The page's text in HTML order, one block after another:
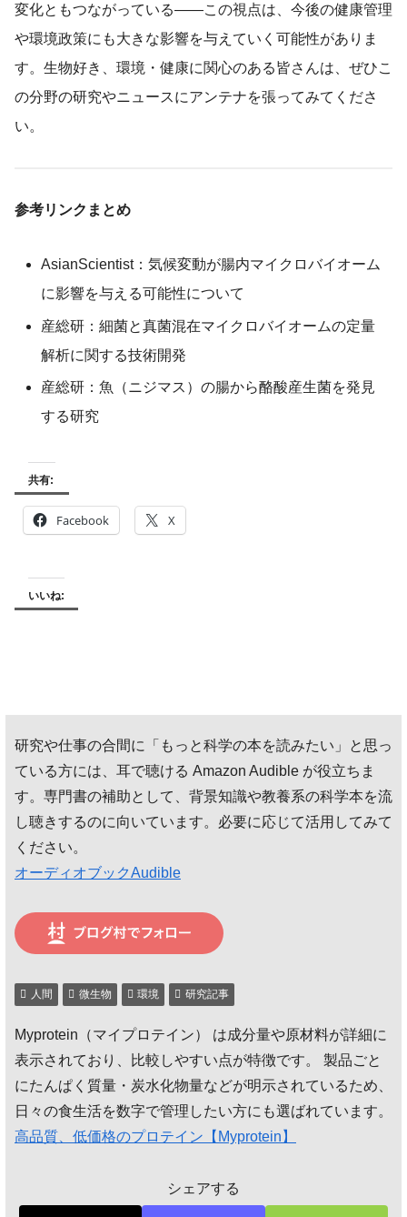
変化ともつながっている――この視点は、今後の健康管理
や環境政策にも大きな影響を与えていく可能性がありま
す。生物好き、環境・健康に関心のある皆さんは、ぜひこ
の分野の研究やニュースにアンテナを張ってみてくださ
い。
参考リンクまとめ
AsianScientist：気候変動が腸内マイクロバイオーム
に影響を与える可能性について
産総研：細菌と真菌混在マイクロバイオームの定量
解析に関する技術開発
産総研：魚（ニジマス）の腸から酪酸産生菌を発見
する研究
共有:
Facebook X
いいね:
研究や仕事の合間に「もっと科学の本を読みたい」と思っ
ている方には、耳で聴ける Amazon Audible が役立ちま
す。専門書の補助として、背景知識や教養系の科学本を流
し聴きするのに向いています。必要に応じて活用してみて
ください。
オーディオブックAudible
人間 微生物 環境 研究記事
Myprotein（マイプロテイン） は成分量や原材料が詳細に
表示されており、比較しやすい点が特徴です。 製品ごと
にたんぱく質量・炭水化物量などが明示されているため、
日々の食生活を数字で管理したい方にも選ばれています。
高品質、低価格のプロテイン【Myprotein】
シェアする